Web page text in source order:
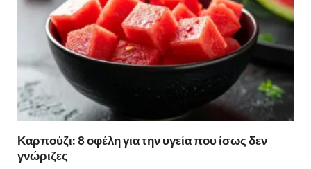
Καρπούζι: 8 οφέλη για την υγεία που ίσως δεν
γνώριζες